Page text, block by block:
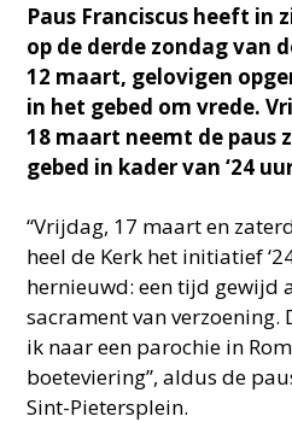
Paus Franciscus heeft in
op de derde zondag van
12 maart, gelovigen
in het gebed om vrede.
18 maart neemt de paus
gebed in kader van ‘24
“Vrijdag, 17 maart en
heel de Kerk het initiatief
hernieuwd: een tijd gewijd
sacrament van
ik naar een parochie in
boeteviering”, aldus de
Sint-Pietersplein.